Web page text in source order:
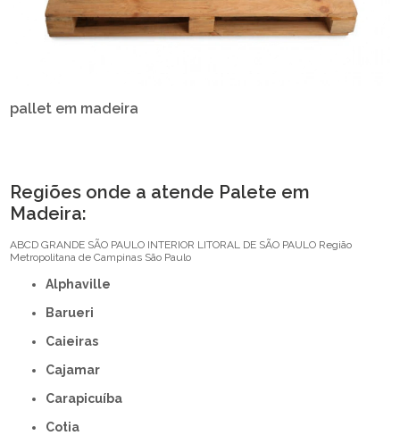
pallet em madeira
Regiões onde a atende Palete em
Madeira:
ABCD GRANDE SÃO PAULO INTERIOR LITORAL DE SÃO PAULO Região
Metropolitana de Campinas São Paulo
Alphaville
Barueri
Caieiras
Cajamar
Carapicuíba
Cotia